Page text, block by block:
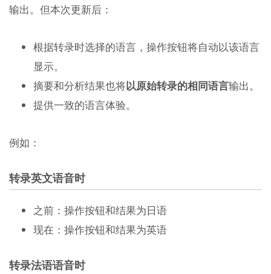
输出。但本次更新后：
根据转录时选择的语言，操作按钮将自动以该语言
显示。
摘要和分析结果也将以原始转录的相同语言输出。
提供一致的语言体验。
例如：
转录英文语音时
之前：操作按钮和结果为日语
现在：操作按钮和结果为英语
转录法语语音时